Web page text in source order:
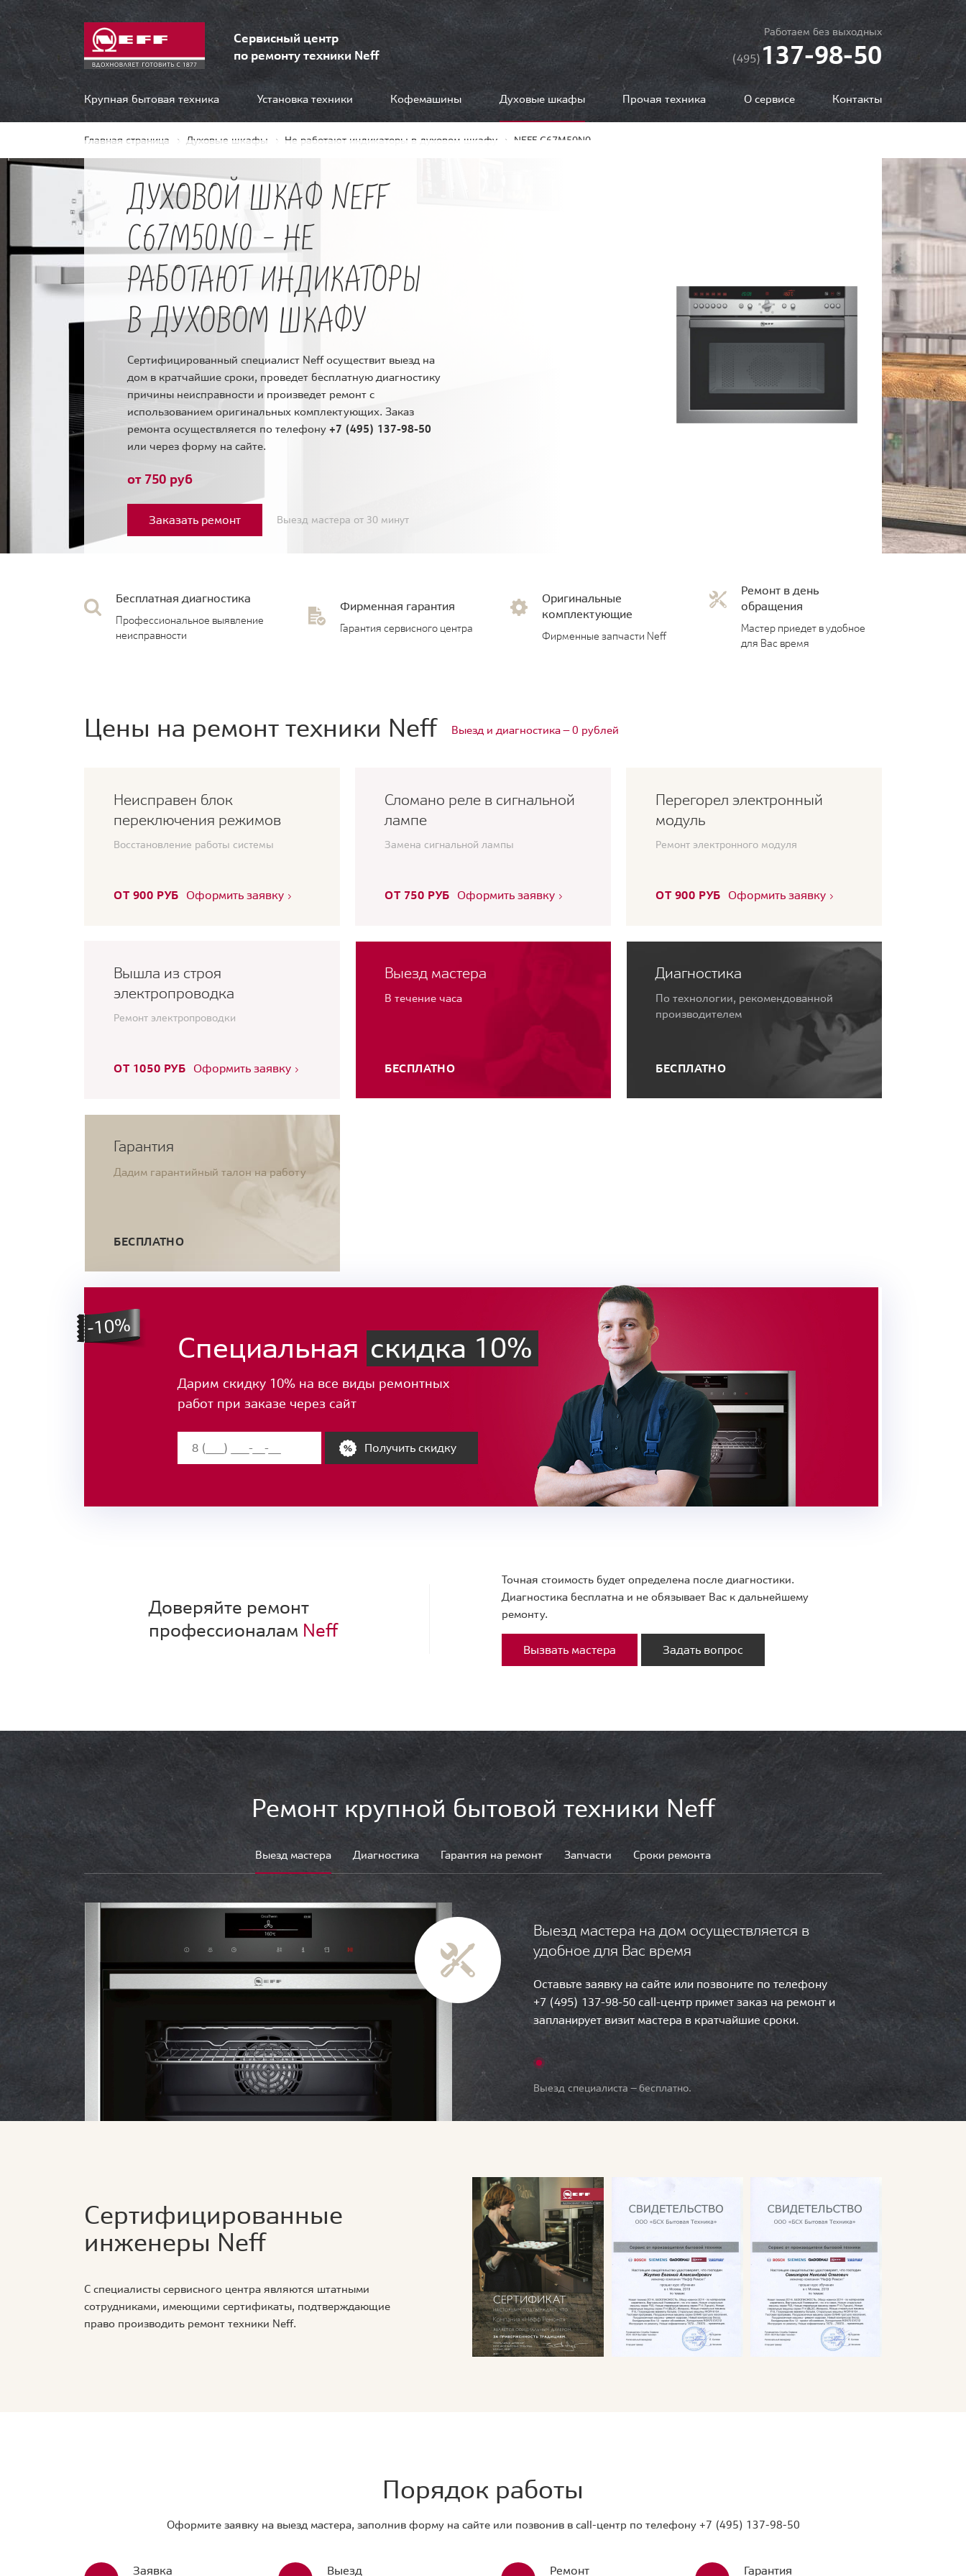
Сервисный центр
по ремонту техники Neff
Работаем без выходных
(495)137-98-50
Крупная бытовая техника Установка техники Кофемашины Духовые шкафы Прочая техника О сервисе Контакты
Главная страница Духовые шкафы Не работают индикаторы в духовом шкафу NEFF C67M50N0
ДУХОВОЙ ШКАФ NEFF
C67M50N0 - НЕ
РАБОТАЮТ ИНДИКАТОРЫ
В ДУХОВОМ ШКАФУ
Сертифицированный специалист Neff осуществит выезд на
дом в кратчайшие сроки, проведет бесплатную диагностику
причины неисправности и произведет ремонт с
использованием оригинальных комплектующих. Заказ
ремонта осуществляется по телефону +7 (495) 137-98-50
или через форму на сайте.
от 750 руб
Заказать ремонт Выезд мастера от 30 минут
Бесплатная диагностика
Профессиональное выявление
неисправности
Фирменная гарантия
Гарантия сервисного центра
Оригинальные
комплектующие
Фирменные запчасти Neff
Ремонт в день
обращения
Мастер приедет в удобное
для Вас время
Цены на ремонт техники Neff Выезд и диагностика — 0 рублей
Неисправен блок
переключения режимов
Восстановление работы системы
ОТ 900 РУБ Оформить заявку
Сломано реле в сигнальной
лампе
Замена сигнальной лампы
ОТ 750 РУБ Оформить заявку
Перегорел электронный
модуль
Ремонт электронного модуля
ОТ 900 РУБ Оформить заявку
Вышла из строя
электропроводка
Ремонт электропроводки
ОТ 1050 РУБ Оформить заявку
Выезд мастера
В течение часа
БЕСПЛАТНО
Диагностика
По технологии, рекомендованной
производителем
БЕСПЛАТНО
Гарантия
Дадим гарантийный талон на работу
БЕСПЛАТНО
Специальная скидка 10%
Дарим скидку 10% на все виды ремонтных
работ при заказе через сайт
Получить скидку
Доверяйте ремонт
профессионалам Neff
Точная стоимость будет определена после диагностики.
Диагностика бесплатна и не обязывает Вас к дальнейшему
ремонту.
Вызвать мастера Задать вопрос
Ремонт крупной бытовой техники Neff
Выезд мастера Диагностика Гарантия на ремонт Запчасти Сроки ремонта
Выезд мастера на дом осуществляется в
удобное для Вас время
Оставьте заявку на сайте или позвоните по телефону
+7 (495) 137-98-50 call-центр примет заказ на ремонт и
запланирует визит мастера в кратчайшие сроки.
Выезд специалиста — бесплатно.
Сертифицированные
инженеры Neff
С специалисты сервисного центра являются штатными
сотрудниками, имеющими сертификаты, подтверждающие
право производить ремонт техники Neff.
Порядок работы
Оформите заявку на выезд мастера, заполнив форму на сайте или позвонив в call-центр по телефону +7 (495) 137-98-50
Заявка Выезд Ремонт Гарантия